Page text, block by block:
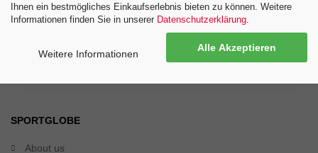
Ihnen ein bestmögliches Einkaufserlebnis bieten zu können. Weitere
Informationen finden Sie in unserer Datenschutzerklärung
Alle Akzeptieren
Weitere Informationen
SPORTGLOBE
About us